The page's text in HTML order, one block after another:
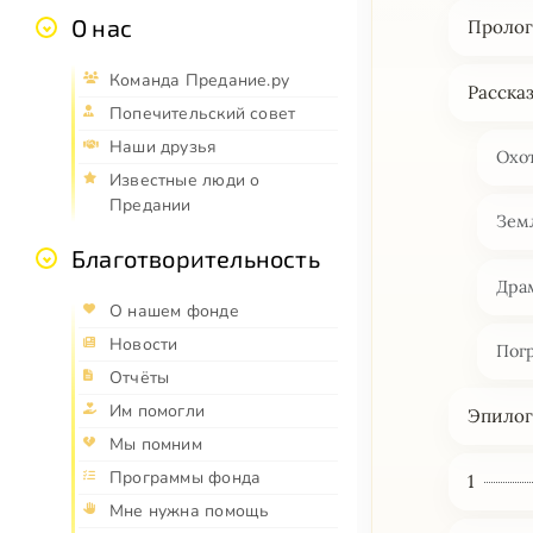
О нас
Команда Предание.ру
Попечительский совет
Наши друзья
Известные люди о
Предании
Благотворительность
О нашем фонде
Новости
Отчёты
Им помогли
Мы помним
Программы фонда
Мне нужна помощь
Пролог
Рассказ
Эпилог
1